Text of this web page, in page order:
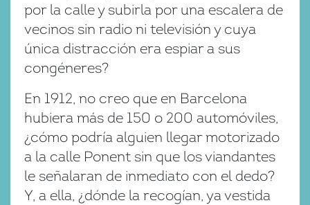
por la calle y subirla por una escalera de
vecinos sin radio ni televisión y cuya
única distracción era espiar a sus
congéneres?
En 1912, no creo que en Barcelona
hubiera más de 150 o 200 automóviles,
¿cómo podría alguien llegar motorizado
a la calle Ponent sin que los viandantes
le señalaran de inmediato con el dedo?
Y, a ella, ¿dónde la recogían, ya vestida